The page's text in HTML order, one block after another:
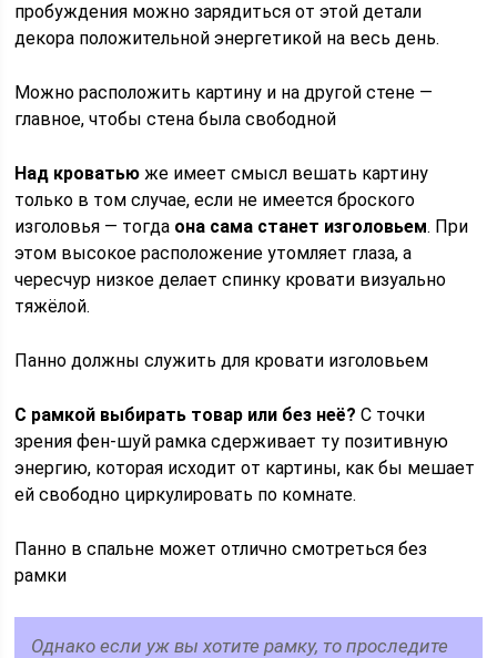
пробуждения можно зарядиться от этой детали
декора положительной энергетикой на весь день.
Можно расположить картину и на другой стене —
главное, чтобы стена была свободной
Над кроватью же имеет смысл вешать картину
только в том случае, если не имеется броского
изголовья — тогда она сама станет изголовьем. При
этом высокое расположение утомляет глаза, а
чересчур низкое делает спинку кровати визуально
тяжёлой.
Панно должны служить для кровати изголовьем
С рамкой выбирать товар или без неё? С точки
зрения фен-шуй рамка сдерживает ту позитивную
энергию, которая исходит от картины, как бы мешает
ей свободно циркулировать по комнате.
Панно в спальне может отлично смотреться без
рамки
Однако если уж вы хотите рамку, то проследите